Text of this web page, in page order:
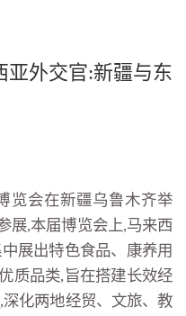
亚外交官:新疆与东
览会在新疆乌鲁木齐举
展,本届博览会上,马来西
展出特色食品、康养用
质品类,旨在搭建长效经
化两地经贸、文旅、教